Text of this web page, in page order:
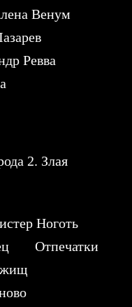
Венум
Ревва
2. Злая
Ноготь
Отпечатки